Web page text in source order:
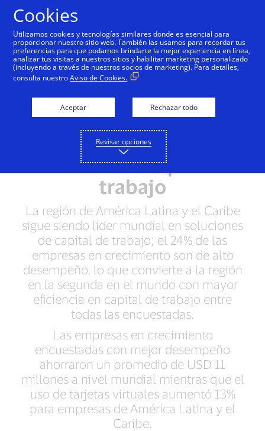
El Índice de Capital de
Trabajo de Visa de
empresas en
crecimiento revela
aumento de 300% en la
eficiencia de capital de
trabajo
La región de América Latina y el Caribe
sigue siendo líder mundial en soluciones
de capital de trabajo; el 24% de las
empresas en crecimiento son de alto
desempeño, lo que convierte a la región
en la segunda en el mundo con mayor
eficiencia en capital de trabajo entre
todas las encuestadas.
Las empresas en crecimiento
encuestadas con mejor desempeño
ahorraron un promedio de USD 11
millones a nivel mundial mientras que el
uso de tarjetas virtuales aumentó 13%
para empresas de América Latina y el
Caribe.
Cookies
Utilizamos cookies y tecnologías similares donde es esencial para
proporcionar nuestro sitio web. También las usamos para recordar tus
preferencias para que podamos brindarte la mejor experiencia en línea,
analizar tus visitas a nuestros sitios y habilitar marketing personalizado
(incluyendo a través de nuestros socios de marketing). Para detalles,
consulta nuestroAviso de Cookies.
Aceptar Rechazar todo
Revisar opciones